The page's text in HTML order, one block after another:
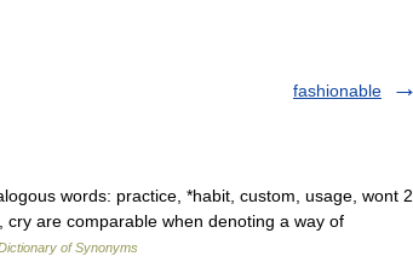
fashionable
words: practice, *habit, custom, usage, wont 2
are comparable when denoting a way of
of Synonyms